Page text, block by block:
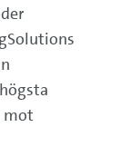
mot